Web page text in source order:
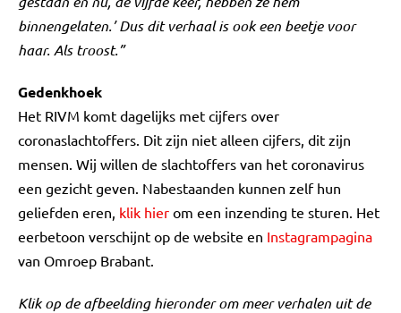
binnengelaten.’ Dus dit verhaal is ook een beetje voor
haar. Als troost.”
Gedenkhoek
Het RIVM komt dagelijks met cijfers over
coronaslachtoffers. Dit zijn niet alleen cijfers, dit zijn
mensen. Wij willen de slachtoffers van het coronavirus
een gezicht geven. Nabestaanden kunnen zelf hun
geliefden eren, klik hier om een inzending te sturen. Het
eerbetoon verschijnt op de website en Instagrampagina
van Omroep Brabant.
Klik op de afbeelding hieronder om meer verhalen uit de